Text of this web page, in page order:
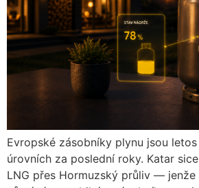
Evropské zásobníky plynu jsou
úrovních za poslední roky. Katar
LNG přes Hormuzský průliv —